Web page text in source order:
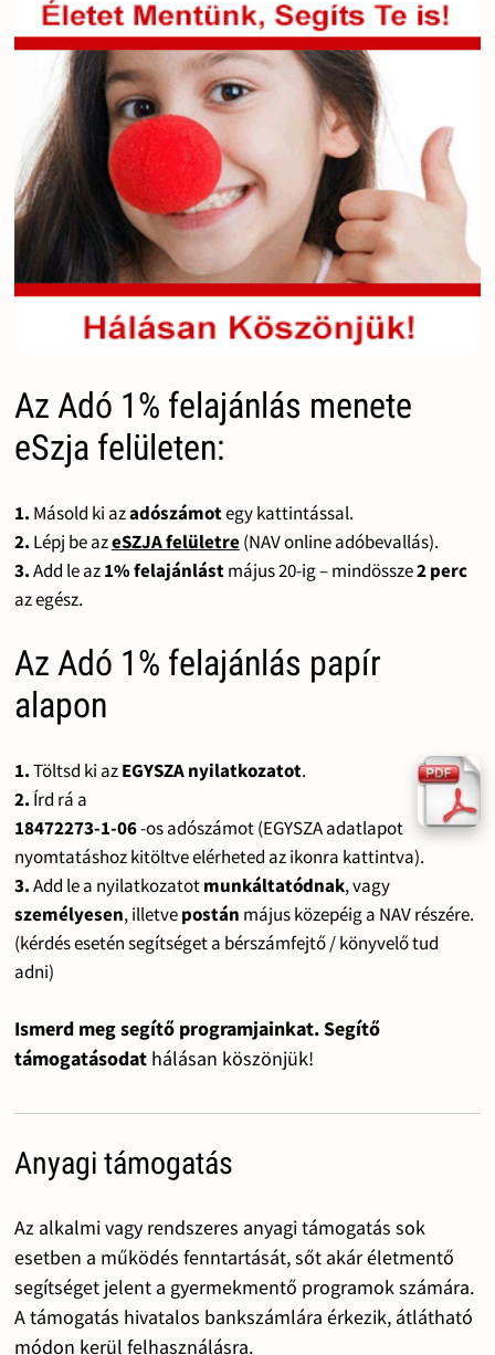
Az Adó 1% felajánlás menete
eSzja felületen:
1. Másold ki azadószámotegy kattintással.
2. Lépj be azeSZJA felületre(NAV online adóbevallás).
3.Add le az1% felajánlástmájus 20-ig – mindössze2 perc
az egész.
Az Adó 1% felajánlás papír
alapon
1.Töltsd ki azEGYSZA nyilatkozatot.
2. Írd rá a
18472273-1-06-os adószámot (EGYSZA adatlapot
nyomtatáshoz kitöltve elérheted az ikonra kattintva).
3.Add le a nyilatkozatotmunkáltatódnak, vagy
személyesen, illetvepostán május közepéig a NAV részére.
(kérdés esetén segítséget a bérszámfejtő / könyvelő tud
adni)
Ismerd meg segítő programjainkat. Segítő
támogatásodat hálásan köszönjük!
Anyagi támogatás
Az alkalmi vagy rendszeres anyagi támogatás sok
esetben a működés fenntartását, sőt akár életmentő
segítséget jelent a gyermekmentő programok számára.
A támogatás hivatalos bankszámlára érkezik, átlátható
módon kerül felhasználásra.